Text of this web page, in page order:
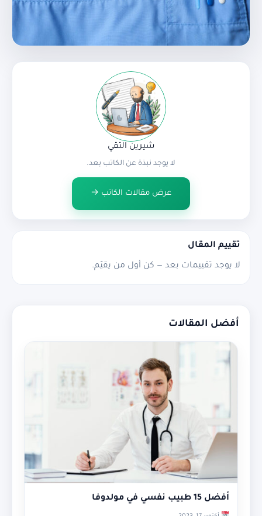
شيرين التقي
لا يوجد نبذة عن الكاتب بعد.
عرض مقالات الكاتب →
تقييم المقال
لا يوجد تقييمات بعد — كن أول من يقيّم.
أفضل المقالات
أفضل 15 طبيب نفسي في مولدوفا